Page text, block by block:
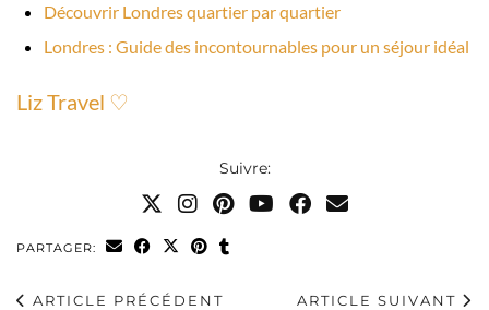
Découvrir Londres quartier par quartier
Londres : Guide des incontournables pour un séjour idéal
Liz Travel ♡
Suivre:
PARTAGER:
ARTICLE PRÉCÉDENT
ARTICLE SUIVANT